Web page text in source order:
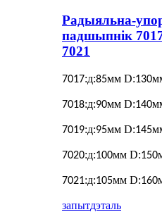
Радыяльна-
падшыпнік
7021
7017:д:85мм D:130
7018:д:90мм D:140
7019:д:95мм D:145
7020:д:100мм D:150
7021:д:105мм D:160
запытдэталь